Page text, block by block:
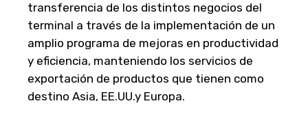
transferencia de los distintos negocios del
terminal a través de la implementación de un
amplio programa de mejoras en productividad
y eficiencia, manteniendo los servicios de
exportación de productos que tienen como
destino Asia, EE.UU.y Europa.